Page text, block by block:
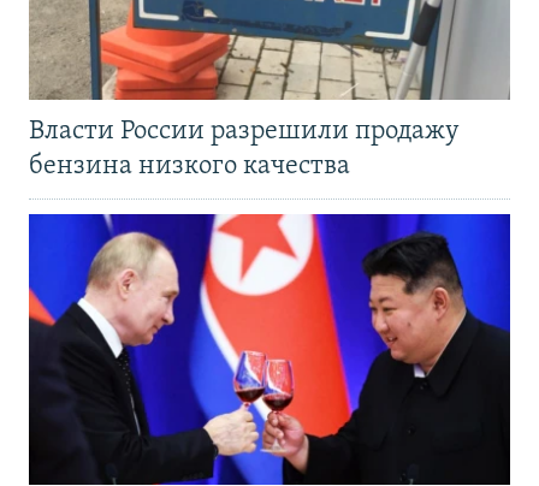
Власти России разрешили продажу
бензина низкого качества